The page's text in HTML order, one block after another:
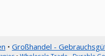
• Großhandel -